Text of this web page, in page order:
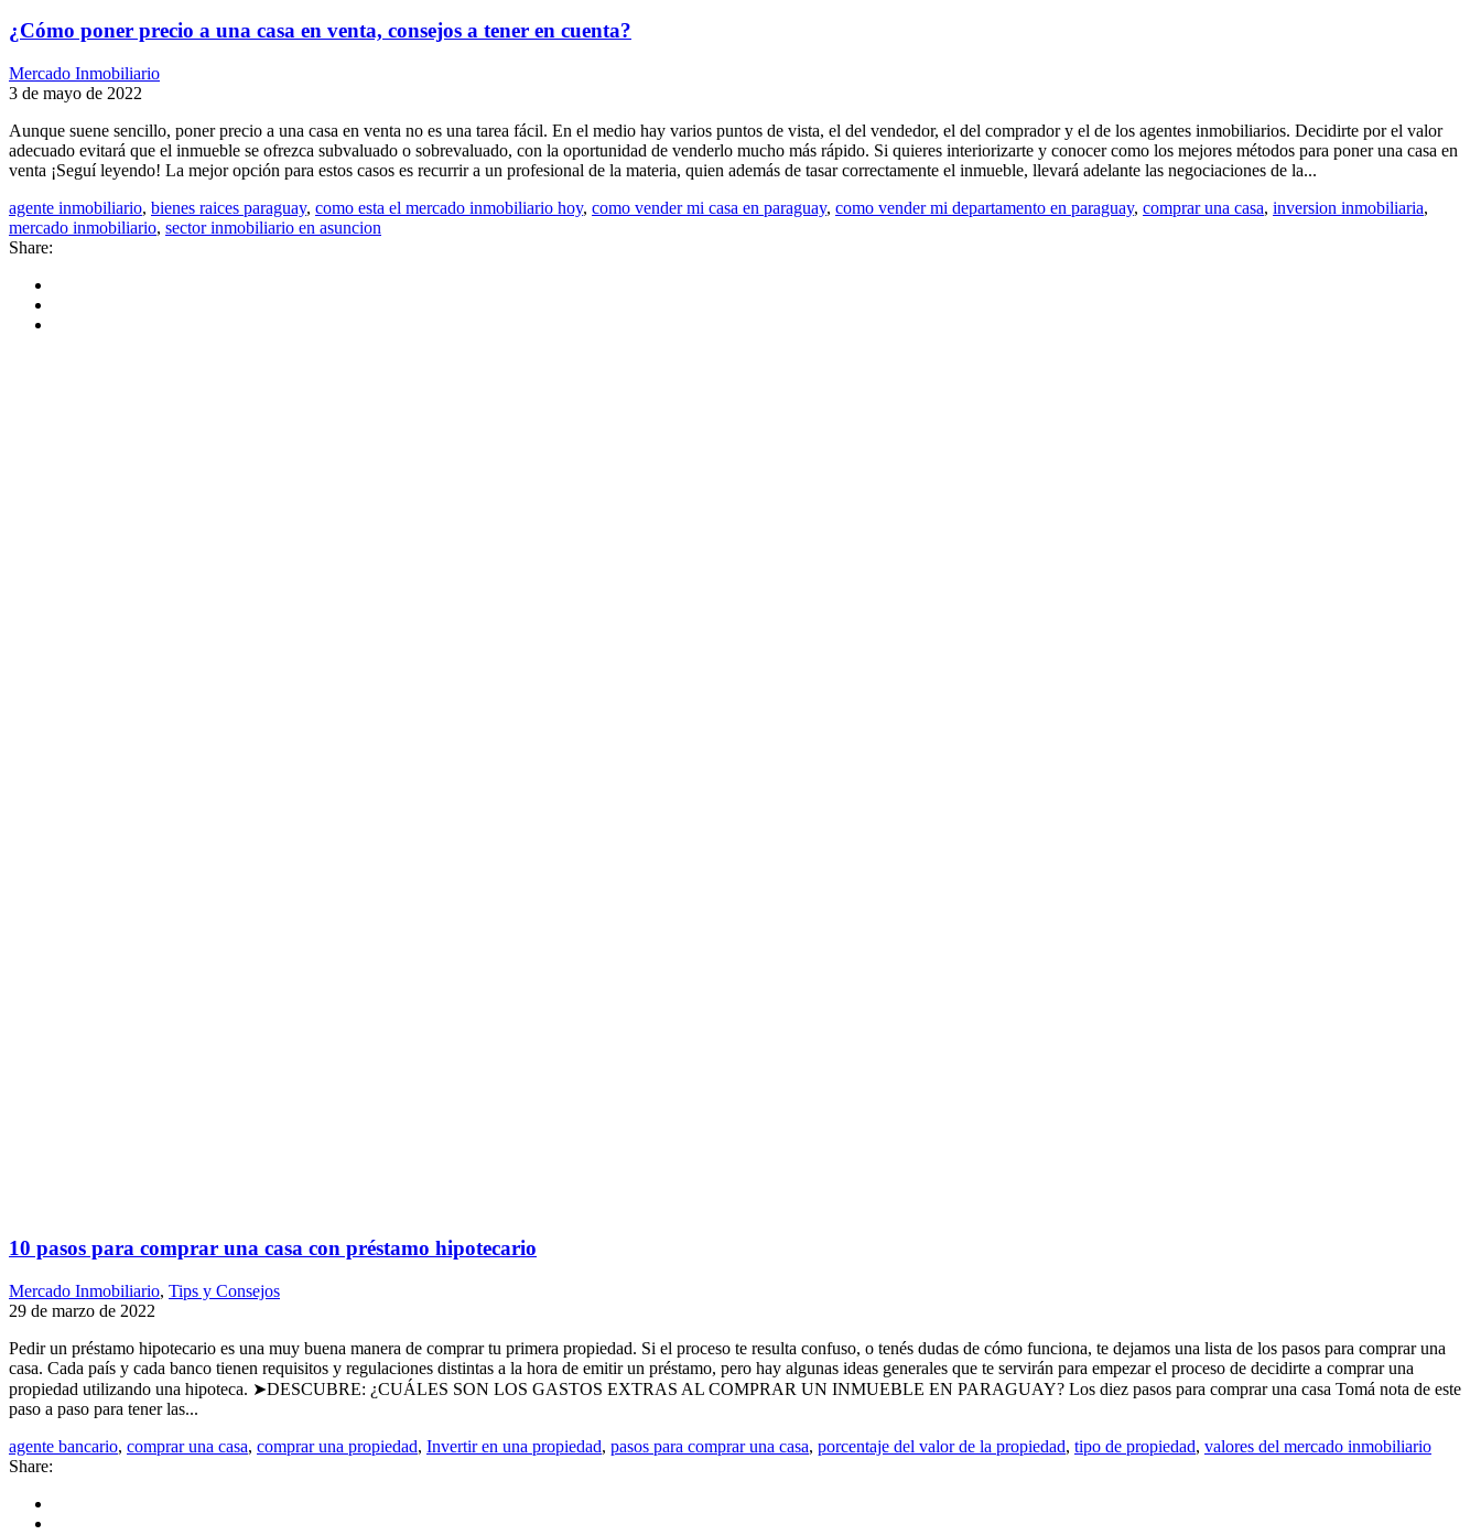
¿Cómo poner precio a una casa en venta, consejos a tener en cuenta?
Mercado Inmobiliario
3 de mayo de 2022
Aunque suene sencillo, poner precio a una casa en venta no es una tarea fácil. En el medio hay varios puntos de vista, el del vendedor, el del comprador y el de los agentes inmobiliarios. Decidirte por el valor
adecuado evitará que el inmueble se ofrezca subvaluado o sobrevaluado, con la oportunidad de venderlo mucho más rápido. Si quieres interiorizarte y conocer como los mejores métodos para poner una casa en
venta ¡Seguí leyendo! La mejor opción para estos casos es recurrir a un profesional de la materia, quien además de tasar correctamente el inmueble, llevará adelante las negociaciones de la...
agente inmobiliario, bienes raices paraguay, como esta el mercado inmobiliario hoy, como vender mi casa en paraguay, como vender mi departamento en paraguay, comprar una casa, inversion inmobiliaria,
mercado inmobiliario, sector inmobiliario en asuncion
Share:
10 pasos para comprar una casa con préstamo hipotecario
Mercado Inmobiliario, Tips y Consejos
29 de marzo de 2022
Pedir un préstamo hipotecario es una muy buena manera de comprar tu primera propiedad. Si el proceso te resulta confuso, o tenés dudas de cómo funciona, te dejamos una lista de los pasos para comprar una
casa. Cada país y cada banco tienen requisitos y regulaciones distintas a la hora de emitir un préstamo, pero hay algunas ideas generales que te servirán para empezar el proceso de decidirte a comprar una
propiedad utilizando una hipoteca. ➤DESCUBRE: ¿CUÁLES SON LOS GASTOS EXTRAS AL COMPRAR UN INMUEBLE EN PARAGUAY? Los diez pasos para comprar una casa Tomá nota de este
paso a paso para tener las...
agente bancario, comprar una casa, comprar una propiedad, Invertir en una propiedad, pasos para comprar una casa, porcentaje del valor de la propiedad, tipo de propiedad, valores del mercado inmobiliario
Share: